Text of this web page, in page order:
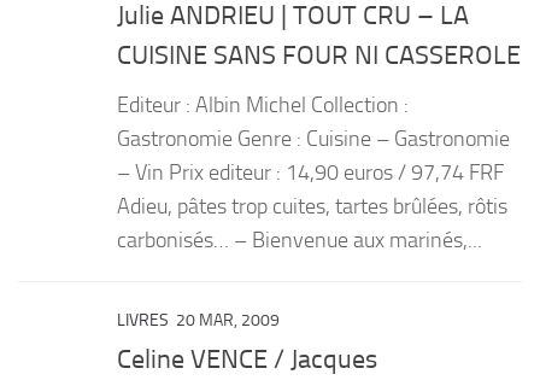
Julie ANDRIEU | TOUT CRU – LA
CUISINE SANS FOUR NI CASSEROLE
Editeur : Albin Michel Collection :
Gastronomie Genre : Cuisine – Gastronomie
– Vin Prix editeur : 14,90 euros / 97,74 FRF
Adieu, pâtes trop cuites, tartes brûlées, rôtis
carbonisés… – Bienvenue aux marinés,...
LIVRES 20 MAR, 2009
Celine VENCE / Jacques